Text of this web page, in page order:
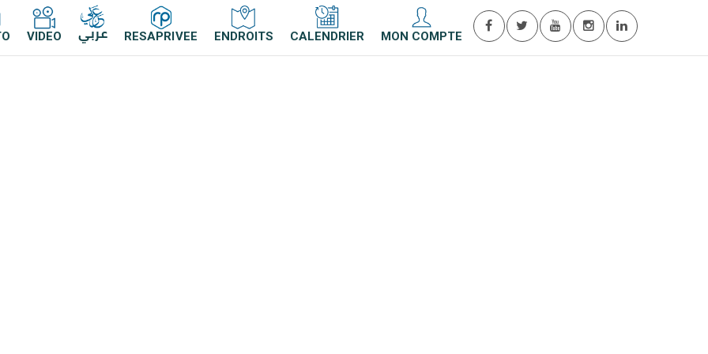
VIDEO عربي RESAPRIVEE ENDROITS CALENDRIER MON COMPTE